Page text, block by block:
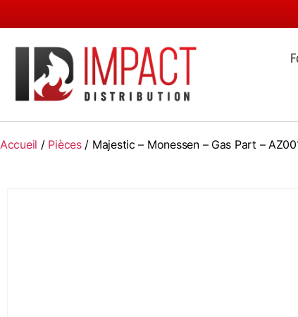
Accueil / Pièces/ Majestic – Monessen – Gas Part –